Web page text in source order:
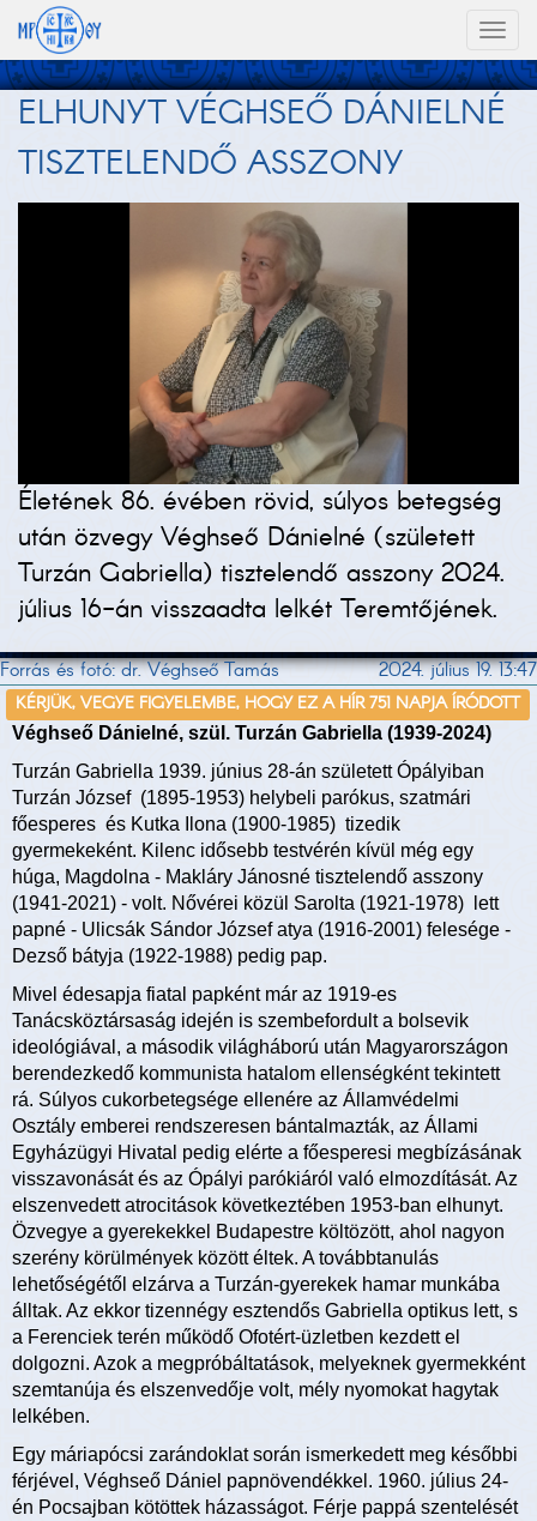
ELHUNYT VÉGHSEŐ DÁNIELNÉ
TISZTELENDŐ ASSZONY
Életének 86. évében rövid, súlyos betegség
után özvegy Véghseő Dánielné (született
Turzán Gabriella) tisztelendő asszony 2024.
július 16-án visszaadta lelkét Teremtőjének.
Forrás és fotó: dr. Véghseő Tamás 2024. július 19. 13:47
KÉRJÜK, VEGYE FIGYELEMBE, HOGY EZ A HÍR 751 NAPJA ÍRÓDOTT
Véghseő Dánielné, szül. Turzán Gabriella (1939-2024)
Turzán Gabriella 1939. június 28-án született Ópályiban
Turzán József (1895-1953) helybeli parókus, szatmári
főesperes és Kutka Ilona (1900-1985) tizedik
gyermekeként. Kilenc idősebb testvérén kívül még egy
húga, Magdolna - Makláry Jánosné tisztelendő asszony
(1941-2021) - volt. Nővérei közül Sarolta (1921-1978) lett
papné - Ulicsák Sándor József atya (1916-2001) felesége -
Dezső bátyja (1922-1988) pedig pap.
Mivel édesapja fiatal papként már az 1919-es
Tanácsköztársaság idején is szembefordult a bolsevik
ideológiával, a második világháború után Magyarországon
berendezkedő kommunista hatalom ellenségként tekintett
rá. Súlyos cukorbetegsége ellenére az Államvédelmi
Osztály emberei rendszeresen bántalmazták, az Állami
Egyházügyi Hivatal pedig elérte a főesperesi megbízásának
visszavonását és az Ópályi parókiáról való elmozdítását. Az
elszenvedett atrocitások következtében 1953-ban elhunyt.
Özvegye a gyerekekkel Budapestre költözött, ahol nagyon
szerény körülmények között éltek. A továbbtanulás
lehetőségétől elzárva a Turzán-gyerekek hamar munkába
álltak. Az ekkor tizennégy esztendős Gabriella optikus lett, s
a Ferenciek terén működő Ofotért-üzletben kezdett el
dolgozni. Azok a megpróbáltatások, melyeknek gyermekként
szemtanúja és elszenvedője volt, mély nyomokat hagytak
lelkében.
Egy máriapócsi zarándoklat során ismerkedett meg későbbi
férjével, Véghseő Dániel papnövendékkel. 1960. július 24-
én Pocsajban kötöttek házasságot. Férje pappá szentelését